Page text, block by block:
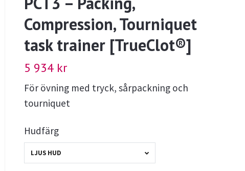
Compression, Tourniquet
task trainer [TrueClot®]
5 934 kr
För övning med tryck, sårpackning och
tourniquet
Hudfärg
LJUS HUD